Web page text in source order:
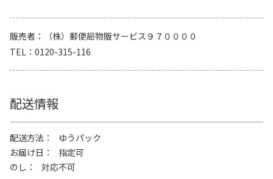
販売者
（株）郵便局物販サービス９７００００
TEL
0120-315-116
配送情報
配送方法
ゆうパック
お届け日
指定可
のし
対応不可